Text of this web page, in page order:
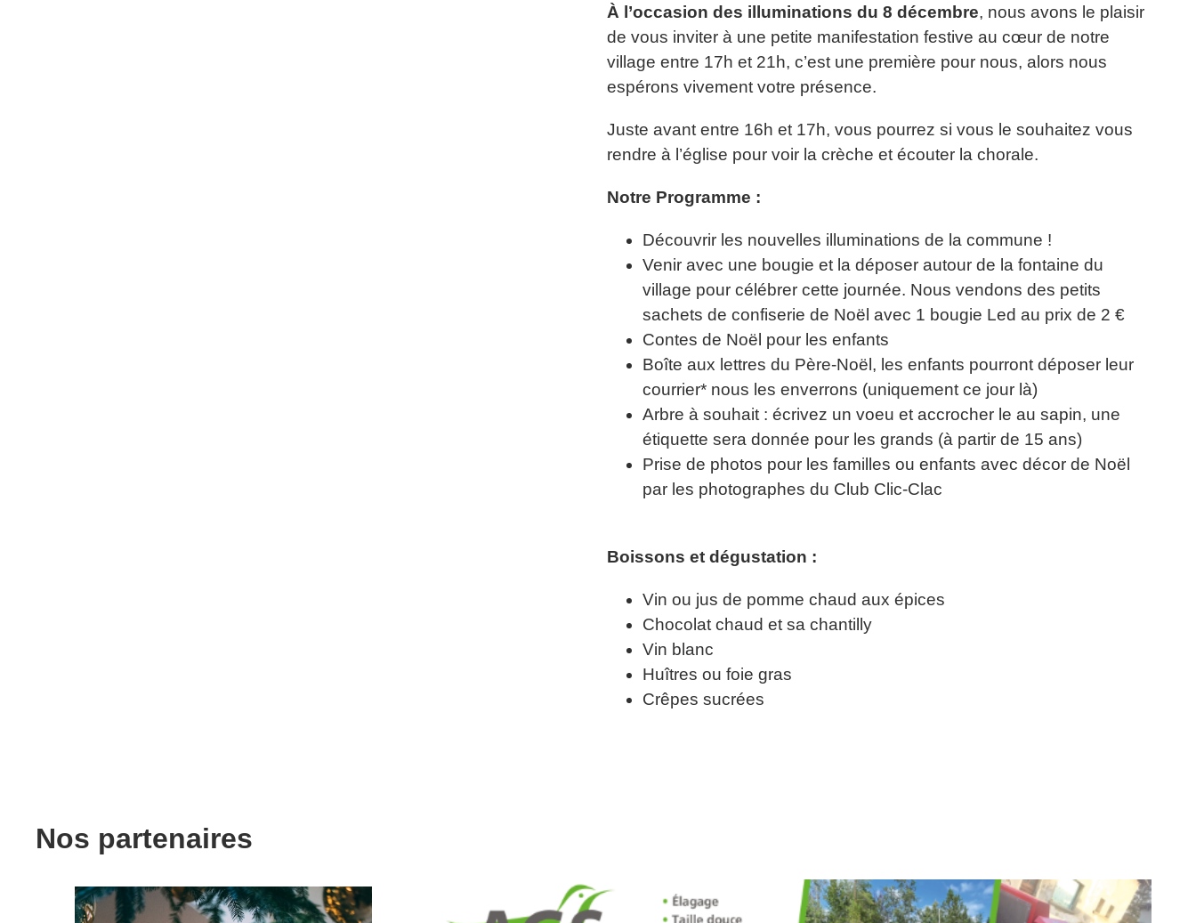
À l’occasion des illuminations du 8 décembre, nous avons le plaisir
de vous inviter à une petite manifestation festive au cœur de notre
village entre 17h et 21h, c’est une première pour nous, alors nous
espérons vivement votre présence.
Juste avant entre 16h et 17h, vous pourrez si vous le souhaitez vous
rendre à l’église pour voir la crèche et écouter la chorale.
Notre Programme :
Découvrir les nouvelles illuminations de la commune !
Venir avec une bougie et la déposer autour de la fontaine du
village pour célébrer cette journée. Nous vendons des petits
sachets de confiserie de Noël avec 1 bougie Led au prix de 2 €
Contes de Noël pour les enfants
Boîte aux lettres du Père-Noël, les enfants pourront déposer leur
courrier* nous les enverrons (uniquement ce jour là)
Arbre à souhait : écrivez un voeu et accrocher le au sapin, une
étiquette sera donnée pour les grands (à partir de 15 ans)
Prise de photos pour les familles ou enfants avec décor de Noël
par les photographes du Club Clic-Clac
Boissons et dégustation :
Vin ou jus de pomme chaud aux épices
Chocolat chaud et sa chantilly
Vin blanc
Huîtres ou foie gras
Crêpes sucrées
Nos partenaires